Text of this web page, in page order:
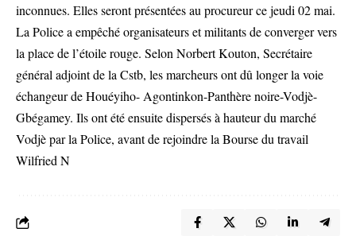
inconnues. Elles seront présentées au procureur ce jeudi 02 mai.
La Police a empêché organisateurs et militants de converger vers
la place de l’étoile rouge. Selon Norbert Kouton, Secrétaire
général adjoint de la Cstb, les marcheurs ont dû longer la voie
échangeur de Houéyiho- Agontinkon-Panthère noire-Vodjè-
Gbégamey. Ils ont été ensuite dispersés à hauteur du marché
Vodjè par la Police, avant de rejoindre la Bourse du travail
Wilfried N